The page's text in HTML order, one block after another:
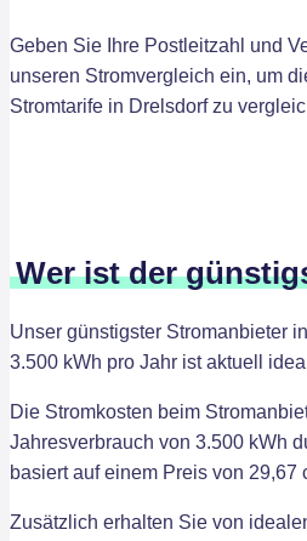
Geben Sie Ihre Postleitzahl und
unseren Stromvergleich ein, um
Stromtarife in Drelsdorf zu
Wer ist der
Unser günstigster Stromanbieter
3.500 kWh pro Jahr ist aktuell
Die Stromkosten beim
Jahresverbrauch von 3.500 kWh
basiert auf einem Preis von
Zusätzlich erhalten Sie von